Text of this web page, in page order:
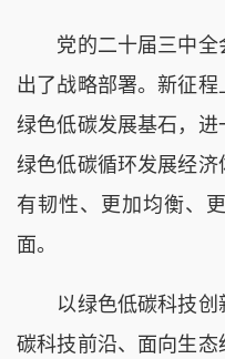
党的二十届三中全
出了战略部署。新征
绿色低碳发展基石，
绿色低碳循环发展经
有韧性、更加均衡、
面。
以绿色低碳科技创
碳科技前沿、面向生态